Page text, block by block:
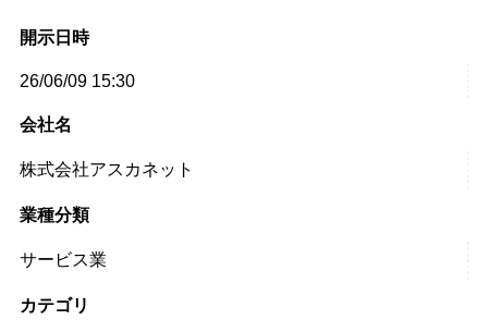
開示日時
26/06/09 15:30
会社名
株式会社アスカネット
業種分類
サービス業
カテゴリ